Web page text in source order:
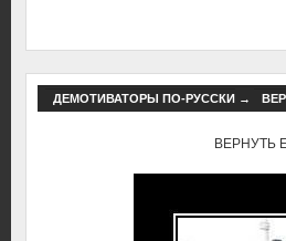
ДЕМОТИВАТОРЫ ПО-РУССКИ→
ВЕРНУТЬ